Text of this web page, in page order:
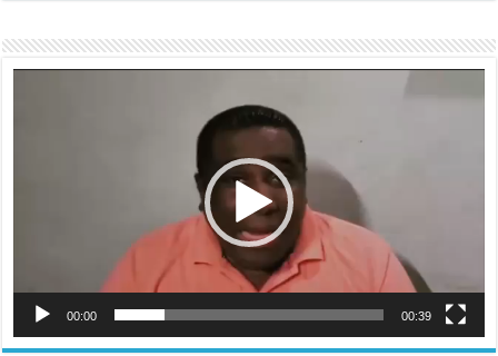
Reproductor
00:00 00:39